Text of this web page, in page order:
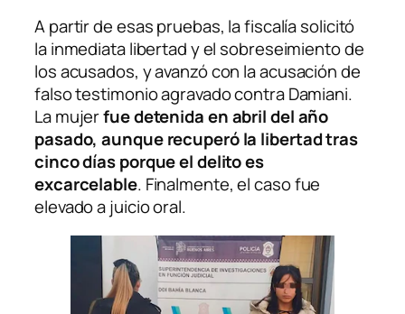
A partir de esas pruebas, la fiscalía solicitó
la inmediata libertad y el sobreseimiento de
los acusados, y avanzó con la acusación de
falso testimonio agravado contra Damiani.
La mujerfue detenida en abril del año
pasado, aunque recuperó la libertad tras
cinco días porque el delito es
excarcelable. Finalmente, el caso fue
elevado a juicio oral.